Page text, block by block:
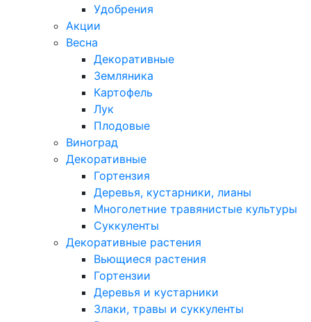
Удобрения
Акции
Весна
Декоративные
Земляника
Картофель
Лук
Плодовые
Виноград
Декоративные
Гортензия
Деревья, кустарники, лианы
Многолетние травянистые культуры
Суккуленты
Декоративные растения
Вьющиеся растения
Гортензии
Деревья и кустарники
Злаки, травы и суккуленты